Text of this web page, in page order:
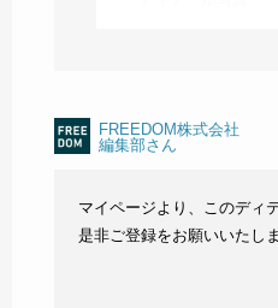
FREEDOM株式会社
編集部さん
マイページより、このディ
是非ご登録をお願いいたしま